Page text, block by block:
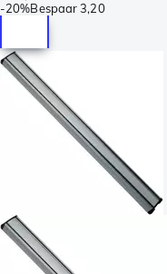
-20%Bespaar 3,20